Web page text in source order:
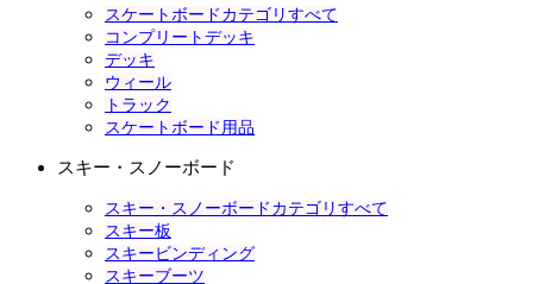
スケートボードカテゴリすべて
コンプリートデッキ
デッキ
ウィール
トラック
スケートボード用品
スキー・スノーボード
スキー・スノーボードカテゴリすべて
スキー板
スキービンディング
スキーブーツ